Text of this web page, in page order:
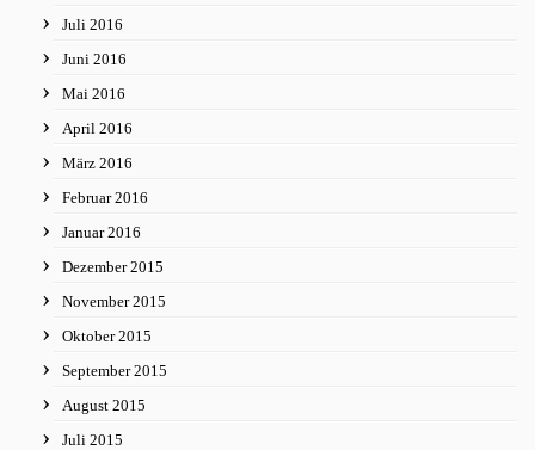
Juli 2016
Juni 2016
Mai 2016
April 2016
März 2016
Februar 2016
Januar 2016
Dezember 2015
November 2015
Oktober 2015
September 2015
August 2015
Juli 2015